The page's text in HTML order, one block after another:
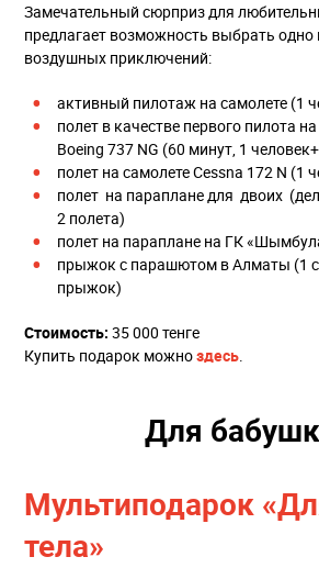
Замечательный сюрприз для
предлагает возможность выбрать одно
воздушных приключений:
активный пилотаж на самолете (1
полет в качестве первого пилота
Boeing 737 NG (60 минут, 1
полет на самолете Cessna 172 N (1
полет на параплане для двоих
2 полета)
полет на параплане на ГК
прыжок с парашютом в Алматы (1
прыжок)
Стоимость: 35 000 тенге
Купить подарок можноздесь.
Для
Мультиподарок
тела»